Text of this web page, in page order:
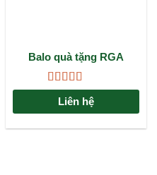
Balo quà tặng RGA
Được xếp
hạng4.33
5 sao
Liên hệ